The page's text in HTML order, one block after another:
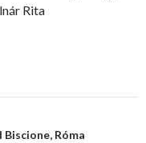
Rita
Róma